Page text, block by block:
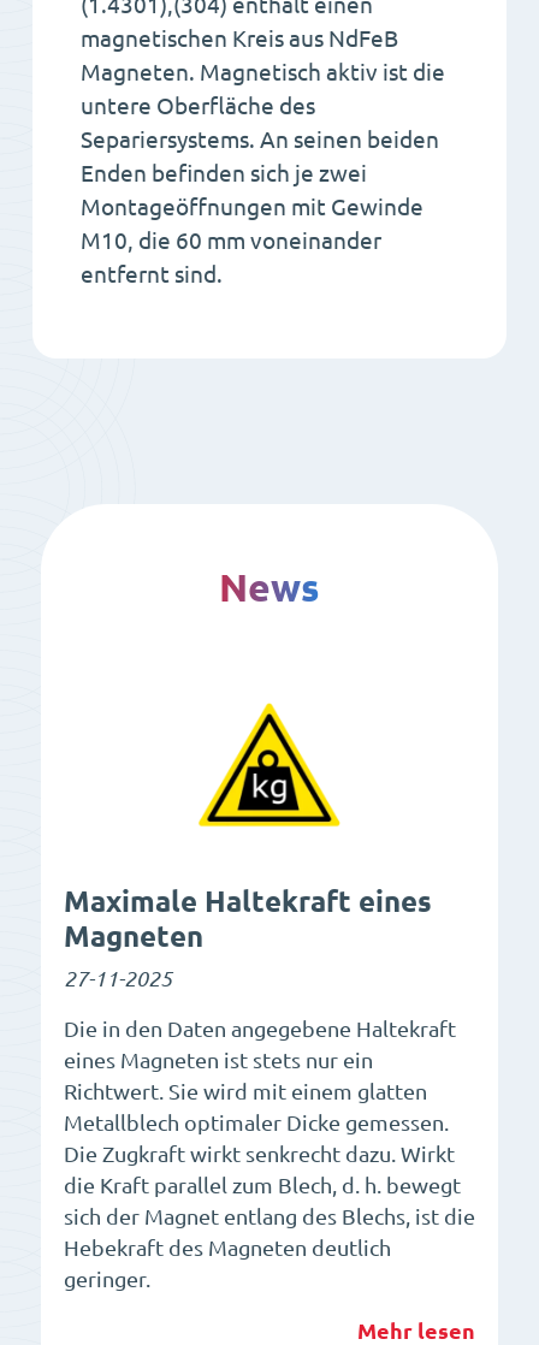
magnetischen Kreis aus NdFeB
Magneten. Magnetisch aktiv ist die
untere Oberfläche des
Separiersystems. An seinen beiden
Enden befinden sich je zwei
Montageöffnungen mit Gewinde
M10, die 60 mm voneinander
entfernt sind.
News
Maximale Haltekraft eines
Magneten
27-11-2025
Die in den Daten angegebene Haltekraft
eines Magneten ist stets nur ein
Richtwert. Sie wird mit einem glatten
Metallblech optimaler Dicke gemessen.
Die Zugkraft wirkt senkrecht dazu. Wirkt
die Kraft parallel zum Blech, d. h. bewegt
sich der Magnet entlang des Blechs, ist die
Hebekraft des Magneten deutlich
geringer.
Mehr lesen